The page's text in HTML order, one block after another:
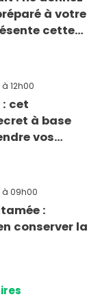
à votre
cette
à 12h00
cet
à base
vos
à 09h00
:
conserver la